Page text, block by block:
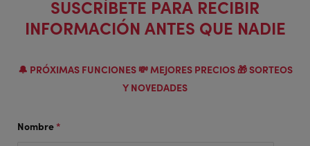
SUSCRÍBETE PARA RECIBIR
INFORMACIÓN ANTES QUE NADIE
🔔 PRÓXIMAS FUNCIONES 💸 MEJORES PRECIOS 🎁 SORTEOS
Y NOVEDADES
Nombre *